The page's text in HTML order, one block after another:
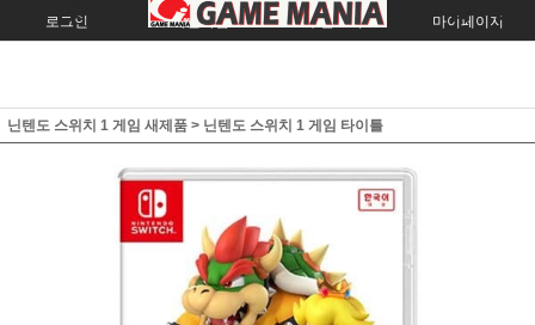
로그인 회원가입 주문조회 마이페이지
닌텐도 스위치 1 게임 새제품 > 닌텐도 스위치 1 게임 타이틀